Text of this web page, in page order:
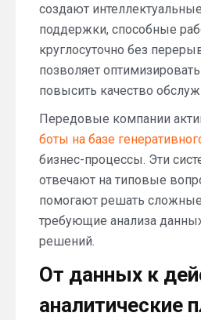
создают
поддержки, способные
круглосуточно без
позволяет
повысить качество
Передовые компании
боты на базе
бизнес-процессы. Эти
отвечают на типовые
помогают решать
требующие анализа
решений.
От данных к
аналитические